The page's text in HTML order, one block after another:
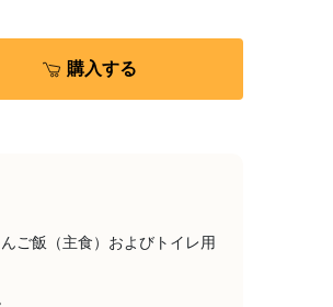
購入する
ご飯（主食）およびトイレ用